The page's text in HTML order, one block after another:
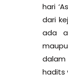
hari
dari
ada
hadits